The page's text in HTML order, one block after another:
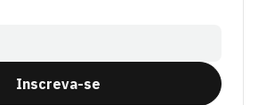
Inscreva-se